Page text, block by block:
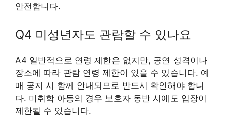
안전합니다.
Q4 미성년자도 관람할 수 있나요
A4 일반적으로 연령 제한은 없지만, 공연 성격이나
장소에 따라 관람 연령 제한이 있을 수 있습니다. 예
매 공지 시 함께 안내되므로 반드시 확인해야 합니
다. 미취학 아동의 경우 보호자 동반 시에도 입장이
제한될 수 있습니다.